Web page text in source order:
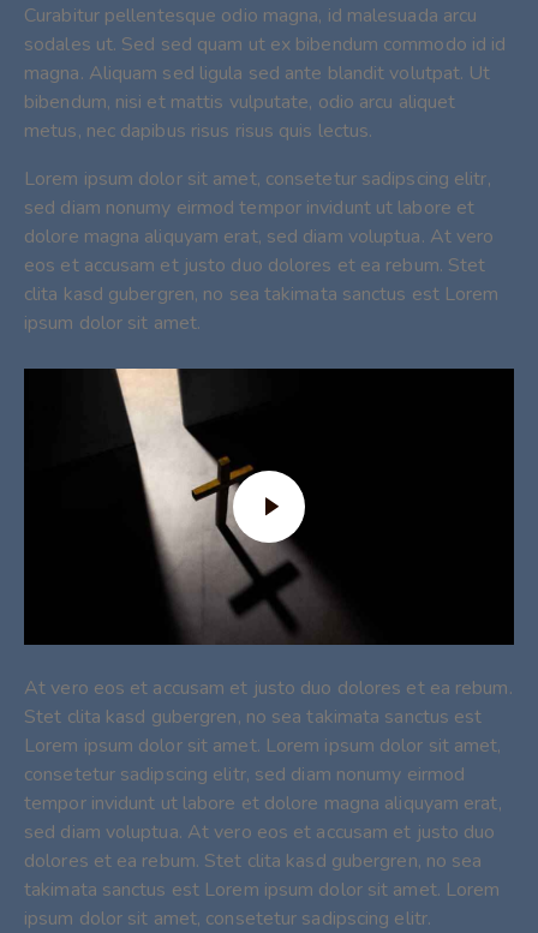
Curabitur pellentesque odio magna, id malesuada arcu
sodales ut. Sed sed quam ut ex bibendum commodo id id
magna. Aliquam sed ligula sed ante blandit volutpat. Ut
bibendum, nisi et mattis vulputate, odio arcu aliquet
metus, nec dapibus risus risus quis lectus.
Lorem ipsum dolor sit amet, consetetur sadipscing elitr,
sed diam nonumy eirmod tempor invidunt ut labore et
dolore magna aliquyam erat, sed diam voluptua. At vero
eos et accusam et justo duo dolores et ea rebum. Stet
clita kasd gubergren, no sea takimata sanctus est Lorem
ipsum dolor sit amet.
At vero eos et accusam et justo duo dolores et ea rebum.
Stet clita kasd gubergren, no sea takimata sanctus est
Lorem ipsum dolor sit amet. Lorem ipsum dolor sit amet,
consetetur sadipscing elitr, sed diam nonumy eirmod
tempor invidunt ut labore et dolore magna aliquyam erat,
sed diam voluptua. At vero eos et accusam et justo duo
dolores et ea rebum. Stet clita kasd gubergren, no sea
takimata sanctus est Lorem ipsum dolor sit amet. Lorem
ipsum dolor sit amet, consetetur sadipscing elitr.